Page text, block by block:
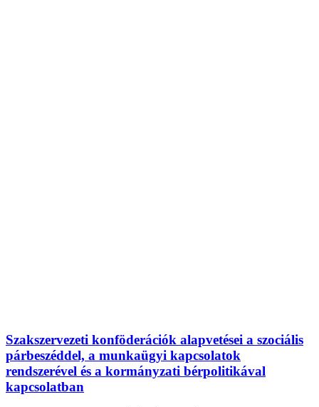
Szakszervezeti konföderációk alapvetései a szociális
párbeszéddel, a munkaügyi kapcsolatok
rendszerével és a kormányzati bérpolitikával
kapcsolatban